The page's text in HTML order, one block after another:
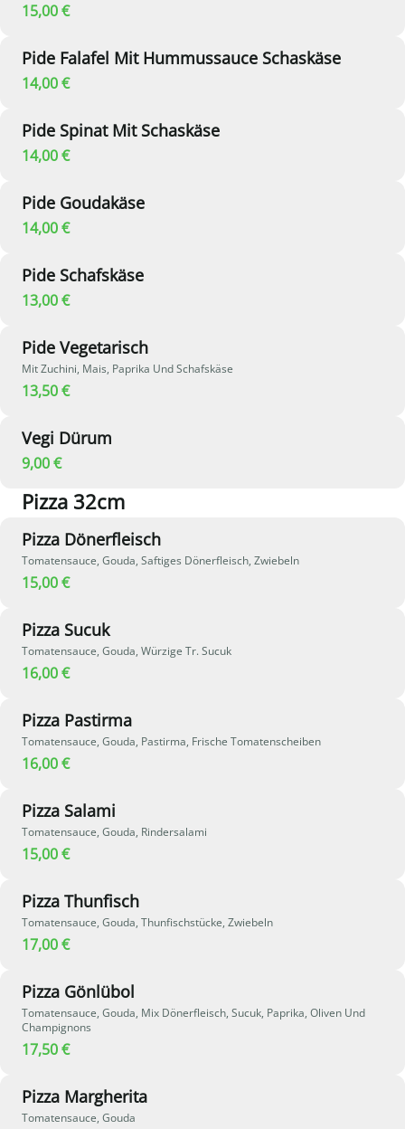
15,00 €
Pide Falafel Mit Hummussauce Schaskäse
14,00 €
Pide Spinat Mit Schaskäse
14,00 €
Pide Goudakäse
14,00 €
Pide Schafskäse
13,00 €
Pide Vegetarisch
Mit Zuchini, Mais, Paprika Und Schafskäse
13,50 €
Vegi Dürum
9,00 €
Pizza 32cm
Pizza Dönerfleisch
Tomatensauce, Gouda, Saftiges Dönerfleisch, Zwiebeln
15,00 €
Pizza Sucuk
Tomatensauce, Gouda, Würzige Tr. Sucuk
16,00 €
Pizza Pastirma
Tomatensauce, Gouda, Pastirma, Frische Tomatenscheiben
16,00 €
Pizza Salami
Tomatensauce, Gouda, Rindersalami
15,00 €
Pizza Thunfisch
Tomatensauce, Gouda, Thunfischstücke, Zwiebeln
17,00 €
Pizza Gönlübol
Tomatensauce, Gouda, Mix Dönerfleisch, Sucuk, Paprika, Oliven Und
Champignons
17,50 €
Pizza Margherita
Tomatensauce, Gouda